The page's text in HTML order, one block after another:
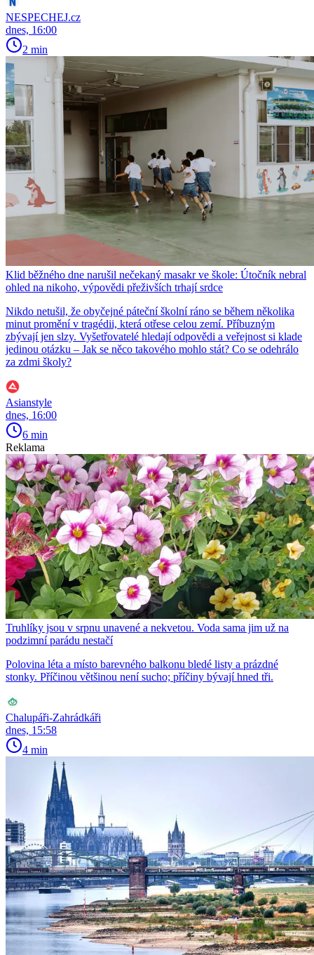
NESPECHEJ.cz
dnes, 16:00
2 min
Klid běžného dne narušil nečekaný masakr ve škole: Útočník nebral
ohled na nikoho, výpovědi přeživších trhají srdce
Nikdo netušil, že obyčejné páteční školní ráno se během několika
minut promění v tragédii, která otřese celou zemí. Příbuzným
zbývají jen slzy. Vyšetřovatelé hledají odpovědi a veřejnost si klade
jedinou otázku – Jak se něco takového mohlo stát? Co se odehrálo
za zdmi školy?
Asianstyle
dnes, 16:00
6 min
Reklama
Truhlíky jsou v srpnu unavené a nekvetou. Voda sama jim už na
podzimní parádu nestačí
Polovina léta a místo barevného balkonu bledé listy a prázdné
stonky. Příčinou většinou není sucho; příčiny bývají hned tři.
Chalupáři-Zahrádkáři
dnes, 15:58
4 min